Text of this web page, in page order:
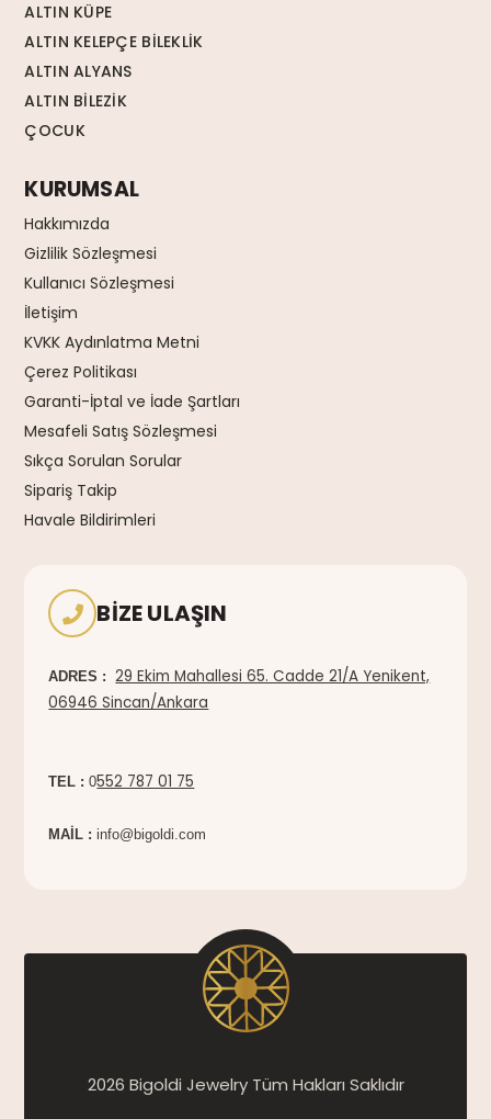
ALTIN KÜPE
ALTIN KELEPÇE BİLEKLİK
ALTIN ALYANS
ALTIN BİLEZİK
ÇOCUK
KURUMSAL
Hakkımızda
Gizlilik Sözleşmesi
Kullanıcı Sözleşmesi
İletişim
KVKK Aydınlatma Metni
Çerez Politikası
Garanti-İptal ve İade Şartları
Mesafeli Satış Sözleşmesi
Sıkça Sorulan Sorular
Sipariş Takip
Havale Bildirimleri
BIZE ULAŞIN
ADRES :
29 Ekim Mahallesi 65. Cadde 21/A Yenikent,
06946 Sincan/Ankara
TEL : 0552 787 01 75
MAİL :info@bigoldi.com
2026 Bigoldi Jewelry Tüm Hakları Saklıdır